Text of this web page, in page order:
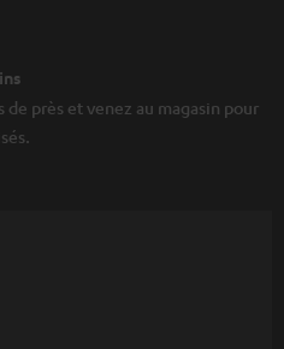
près et venez au magasin pour